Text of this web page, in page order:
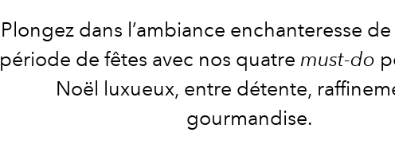
Plongez dans l’ambiance enchanteresse
période de fêtes avec nos quatre must-do
Noël luxueux, entre détente,
gourmandise.